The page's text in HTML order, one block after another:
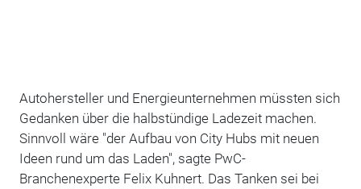
Autohersteller und Energieunternehmen müssten sich
Gedanken über die halbstündige Ladezeit machen.
Sinnvoll wäre "der Aufbau von City Hubs mit neuen
Ideen rund um das Laden", sagte PwC-
Branchenexperte Felix Kuhnert. Das Tanken sei bei